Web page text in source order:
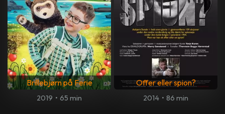
Brillebjørn på Ferie
2019 • 65 min
Offer eller spion?
2014 • 86 min